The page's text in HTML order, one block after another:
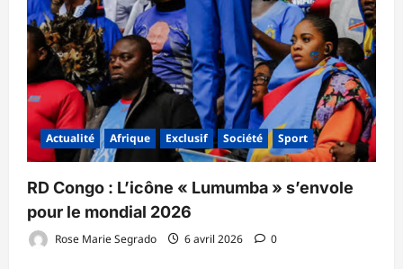
Actualité Afrique Exclusif Société Sport
RD Congo : L’icône « Lumumba » s’envole
pour le mondial 2026
Rose Marie Segrado 6 avril 2026 0